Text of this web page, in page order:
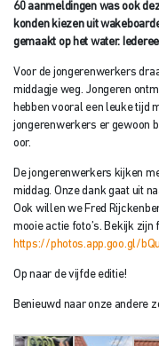
60 aanmeldingen was ook
konden kiezen uit
gemaakt op het water.
Voor de jongerenwerkers
middagje weg. Jongeren
hebben vooral een leuke tijd
jongerenwerkers er gewoon
oor.
De jongerenwerkers kijken
middag. Onze dank gaat uit
Ook willen we Fred
mooie actie foto’s. Bekijk zijn
https://photos.app.goo.gl/
Op naar de vijfde editie!
Benieuwd naar onze andere